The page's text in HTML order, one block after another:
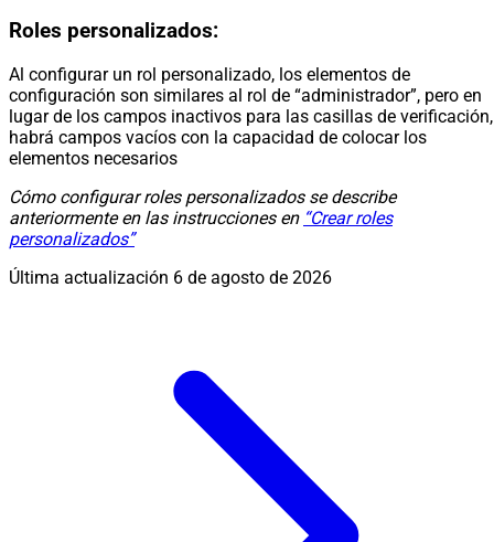
Roles personalizados:
Al configurar un rol personalizado, los elementos de
configuración son similares al rol de “administrador”, pero en
lugar de los campos inactivos para las casillas de verificación,
habrá campos vacíos con la capacidad de colocar los
elementos necesarios
Cómo configurar roles personalizados se describe
anteriormente en las instrucciones en “Crear roles
personalizados”
Última actualización 6 de agosto de 2026